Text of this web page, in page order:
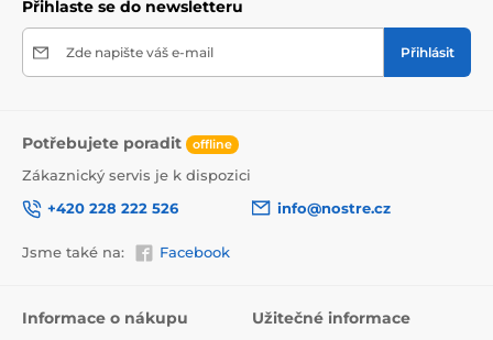
Použitá tisková metoda je ekologická, a proto jsou
Přihlaste se do newsletteru
Zde napište váš e-mail Přihlásit
Potřebujete poradit offline
Zákaznický servis je k dispozici
+420 228 222 526
info@nostre.cz
Jsme také na: Facebook
Informace o nákupu Užitečné informace